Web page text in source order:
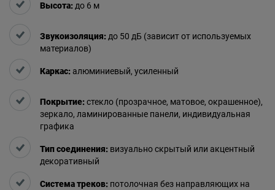
Высота: до 6 м
Звукоизоляция: до 50 дБ (зависит от используемых
материалов)
Каркас:алюминиевый, усиленный
Покрытие:стекло (прозрачное, матовое, окрашенное),
зеркало, ламинированные панели, индивидуальная
графика
Тип соединения: визуально скрытый или акцентный
декоративный
Система треков: потолочная без направляющих на